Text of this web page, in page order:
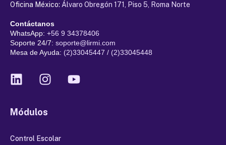
Oficina México: Álvaro Obregón 171, Piso 5, Roma Norte
Contáctanos
WhatsApp: +56 9 34378406
Soporte 24/7: soporte@lirmi.com
Mesa de Ayuda: (2)33045447 / (2)33045448
Módulos
Control Escolar